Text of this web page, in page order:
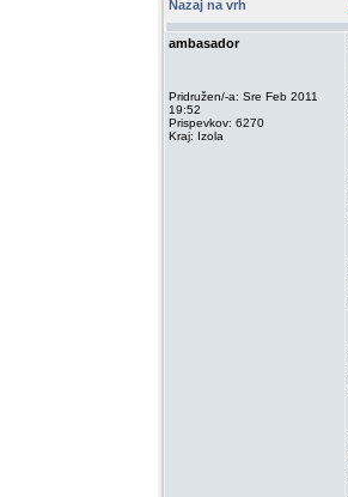
Nazaj na vrh
ambasador
Pridružen/-a: Sre Feb 2011
19:52
Prispevkov: 6270
Kraj: Izola